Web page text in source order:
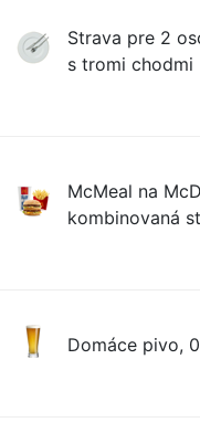
Strava pre 2
s tromi chodmi
McMeal na
kombinovaná
Domáce pivo,